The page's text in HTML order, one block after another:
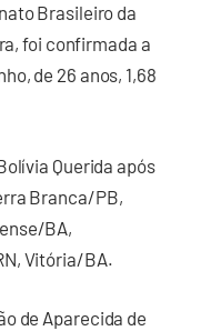
Brasileiro da
foi confirmada a
de 26 anos, 1,68
Querida após
Branca/PB,
BA,
Vitória/BA.
de Aparecida de